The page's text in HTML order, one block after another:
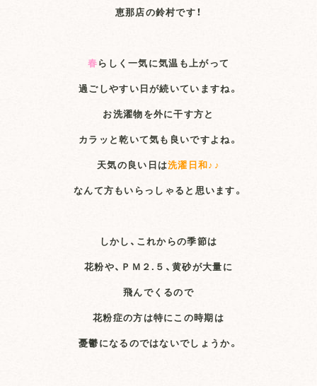
恵那店の鈴村です！
春らしく一気に気温も上がって
過ごしやすい日が続いていますね。
お洗濯物を外に干す方と
カラッと乾いて気も良いですよね。
天気の良い日は洗濯日和♪♪
なんて方もいらっしゃると思います。
しかし、これからの季節は
花粉や、ＰＭ２.５、黄砂が大量に
飛んでくるので
花粉症の方は特にこの時期は
憂鬱になるのではないでしょうか。